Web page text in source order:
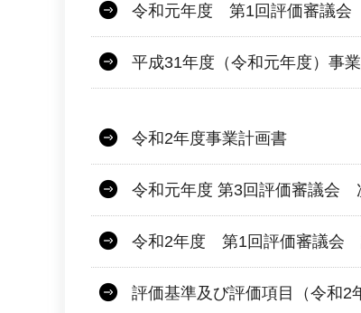
令和元年度 第1回評価審議
平成31年度（令和元年度）事
令和2年度事業計画書
令和元年度 第3回評価審議会
令和2年度 第1回評価審議会
評価基準及び評価項目（令和2